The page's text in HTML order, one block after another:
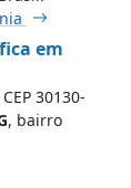
em
30130-
, bairro